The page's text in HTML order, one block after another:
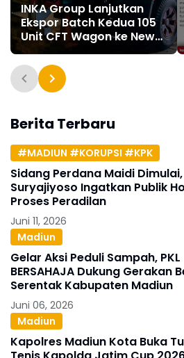
INKA Group Lanjutkan
Ekspor Batch Kedua 105
Unit CFT Wagon ke New
Zealand
Berita Terbaru
#MADIUN #KORUPSI #KPK
Sidang Perdana Maidi Dimulai,
Suryajiyoso Ingatkan Publik
Proses Peradilan
Juni 11, 2026
Madiun
Gelar Aksi Peduli Sampah, PKL
BERSAHAJA Dukung Gerakan
Serentak Kabupaten Madiun
Juni 06, 2026
Madiun
Kapolres Madiun Kota Buka